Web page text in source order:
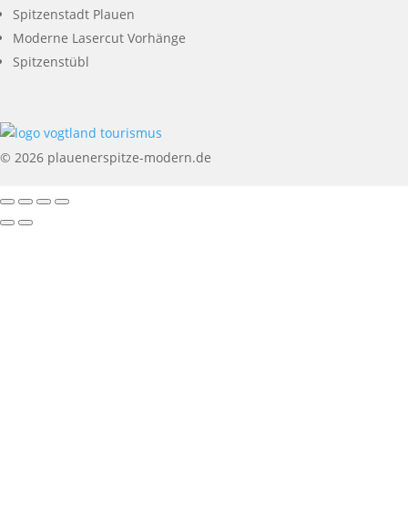
Spitzenstadt Plauen
Moderne Lasercut Vorhänge
Spitzenstübl
© 2026 plauenerspitze-modern.de